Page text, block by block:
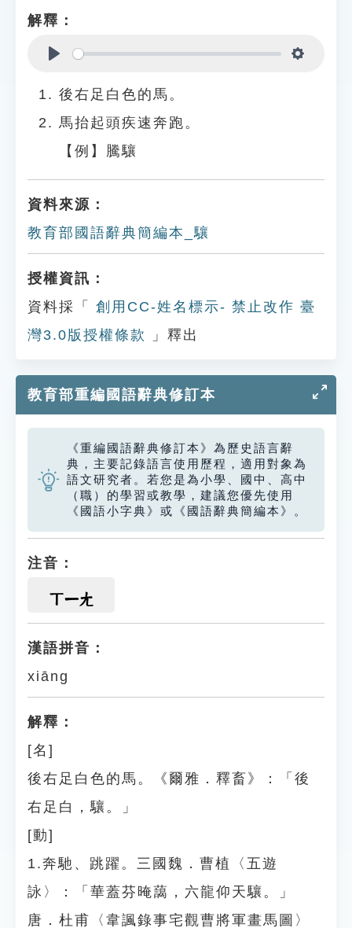
解釋：
後右足白色的馬。
馬抬起頭疾速奔跑。
【例】騰驤
資料來源：
教育部國語辭典簡編本_驤
授權資訊：
資料採「
創用CC-姓名標示- 禁止改作 臺
灣3.0版授權條款
」釋出
教育部重編國語辭典修訂本
《重編國語辭典修訂本》為歷史語言辭
典，主要記錄語言使用歷程，適用對象為
語文研究者。若您是為小學、國中、高中
（職）的學習或教學，建議您優先使用
《國語小字典》或《國語辭典簡編本》。
注音：
ㄒㄧㄤ
漢語拼音：
xiāng
解釋：
[名]
後右足白色的馬。《爾雅．釋畜》：「後
右足白，驤。」
[動]
1.奔馳、跳躍。三國魏．曹植〈五遊
詠〉：「華蓋芬晻藹，六龍仰天驤。」
唐．杜甫〈韋諷錄事宅觀曹將軍畫馬圖〉